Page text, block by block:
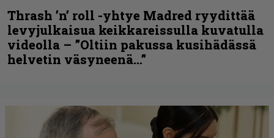
Thrash ’n’ roll -yhtye Madred ryydittää
levyjulkaisua keikkareissulla kuvatulla
videolla – ”Oltiin pakussa kusihädässä
helvetin väsyneenä…”